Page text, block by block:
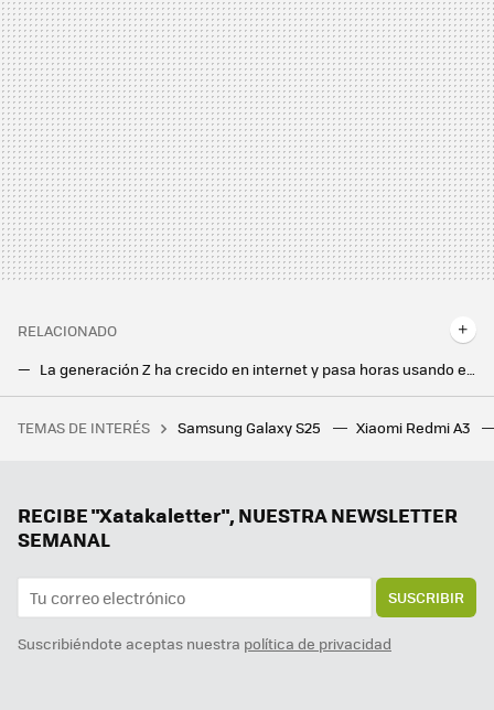
RELACIONADO
Copilot aterriza en WhatsApp para hacernos olvidar a Gemini y Meta AI. Así puedes activarla: generación de imágenes y mucho más
Las principales IA de clonación de voz abren la puerta a las suplantaciones: no verifican si el usuario tiene permiso para usarla
TEMAS DE INTERÉS Samsung Galaxy S25 Xiaomi Redmi A3
RECIBE "Xatakaletter", NUESTRA NEWSLETTER
SEMANAL
SUSCRIBIR
Suscribiéndote aceptas nuestra política de privacidad